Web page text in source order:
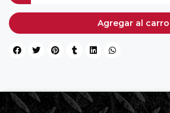
Agregar al carro